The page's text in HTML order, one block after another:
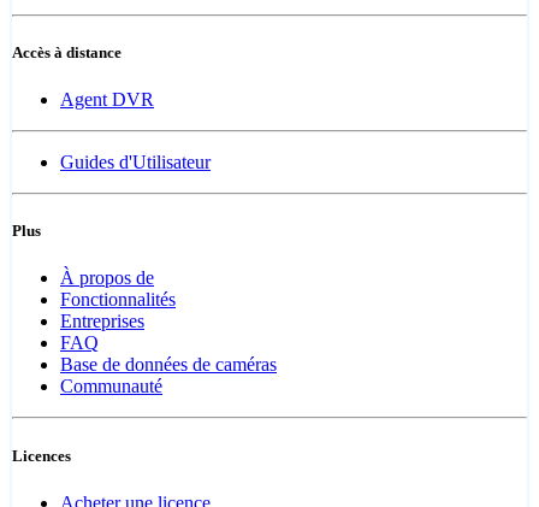
Accès à distance
Agent DVR
Guides d'Utilisateur
Plus
À propos de
Fonctionnalités
Entreprises
FAQ
Base de données de caméras
Communauté
Licences
Acheter une licence